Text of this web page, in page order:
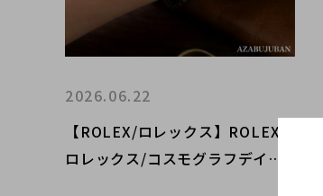
【ROLEX/ロレックス】ROLEX/
ロレックス/コスモグラフデイト
2026.06.22